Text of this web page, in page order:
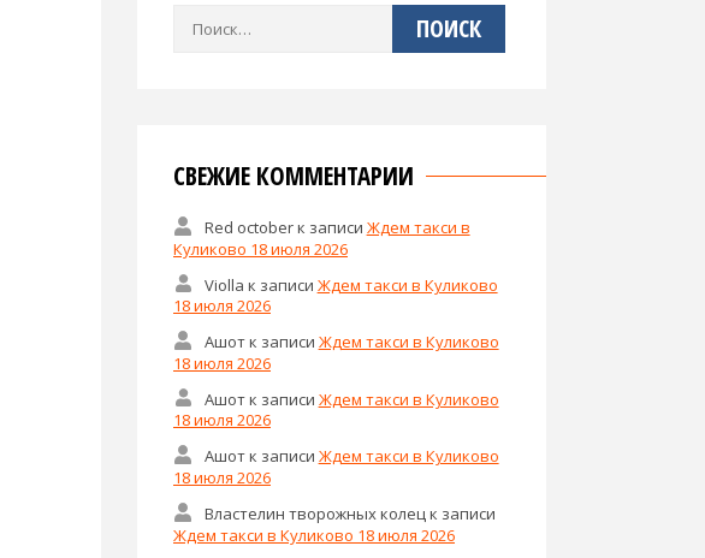
Найти:
СВЕЖИЕ КОММЕНТАРИИ
Red octoberк записи Ждем такси в
Куликово 18 июля 2026
Violla к записи Ждем такси в Куликово
18 июля 2026
Ашотк записи Ждем такси в Куликово
18 июля 2026
Ашотк записи Ждем такси в Куликово
18 июля 2026
Ашотк записи Ждем такси в Куликово
18 июля 2026
Властелин творожных колецк записи
Ждем такси в Куликово 18 июля 2026